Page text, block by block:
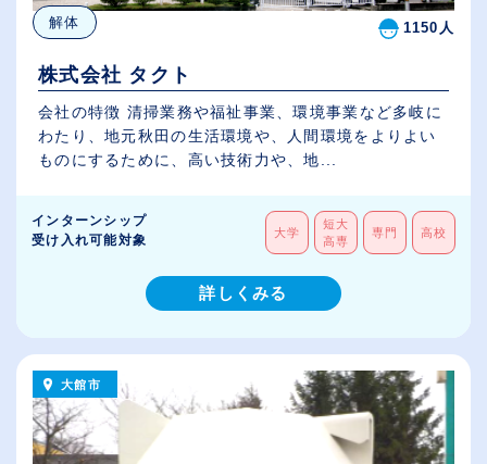
解体 1150人
株式会社 タクト
会社の特徴 清掃業務や福祉事業、環境事業など多岐に
わたり、地元秋田の生活環境や、人間環境をよりよい
ものにするために、高い技術力や、地...
インターンシップ
受け入れ可能対象
大学
短大
高専
専門 高校
詳しくみる
大館市